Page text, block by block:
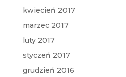
kwiecień 2017
marzec 2017
luty 2017
styczeń 2017
grudzień 2016